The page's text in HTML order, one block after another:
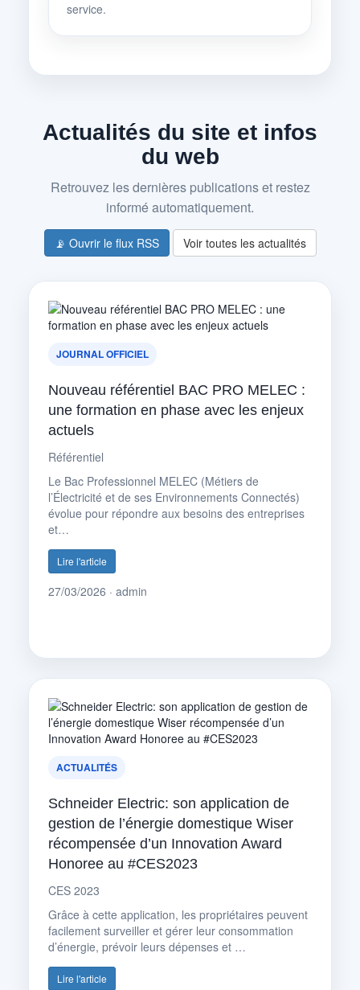
service.
Actualités du site et infos
du web
Retrouvez les dernières publications et restez
informé automatiquement.
📡 Ouvrir le flux RSS Voir toutes les actualités
JOURNAL OFFICIEL
Nouveau référentiel BAC PRO MELEC :
une formation en phase avec les enjeux
actuels
Référentiel
Le Bac Professionnel MELEC (Métiers de
l’Électricité et de ses Environnements Connectés)
évolue pour répondre aux besoins des entreprises
et…
Lire l'article
27/03/2026 · admin
ACTUALITÉS
Schneider Electric: son application de
gestion de l’énergie domestique Wiser
récompensée d’un Innovation Award
Honoree au #CES2023
CES 2023
Grâce à cette application, les propriétaires peuvent
facilement surveiller et gérer leur consommation
d’énergie, prévoir leurs dépenses et …
Lire l'article